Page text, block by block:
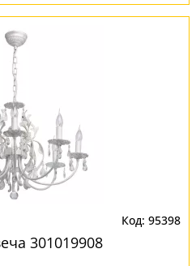
95398
301019908